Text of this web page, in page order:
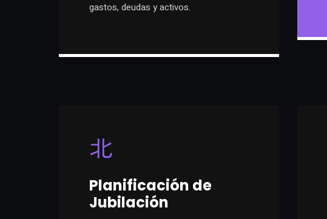
gastos, deudas y activos.
Planificación de
Jubilación